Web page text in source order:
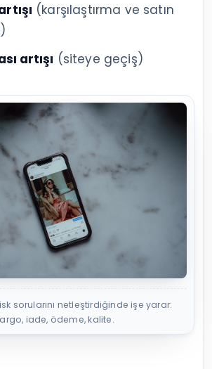
(karşılaştırma ve satın
artışı (siteye geçiş)
sorularını netleştirdiğinde işe yarar:
iade, ödeme, kalite.